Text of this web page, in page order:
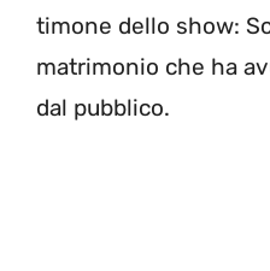
timone dello show:
matrimonio che ha
dal pubblico.